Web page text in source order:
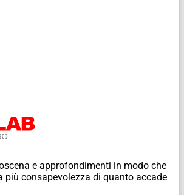
e approfondimenti in modo che
più consapevolezza di quanto accade